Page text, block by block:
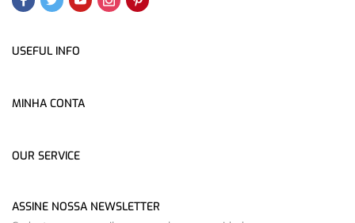
USEFUL INFO
MINHA CONTA
OUR SERVICE
ASSINE NOSSA NEWSLETTER